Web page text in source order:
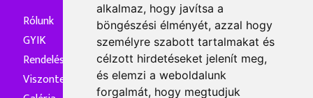
alkalmaz, hogy javítsa a
böngészési élményét, azzal hogy
személyre szabott tartalmakat és
célzott hirdetéseket jelenít meg,
és elemzi a weboldalunk
forgalmát, hogy megtudjuk
Rólunk
GYIK
Rendelés és kiszállítás
Viszonteladóknak